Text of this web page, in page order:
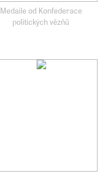
Medaile od Konfederace
politických vězňů